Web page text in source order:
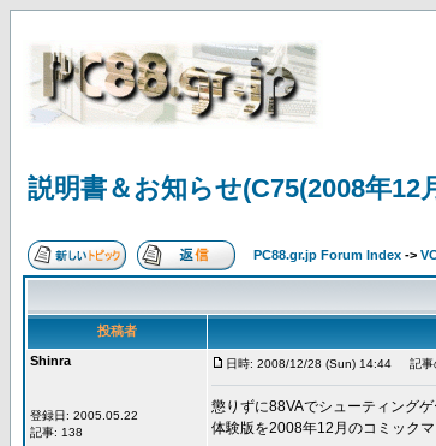
説明書＆お知らせ(C75(2008年12
PC88.gr.jp Forum Index ->
投稿者
Shinra
登録日: 2005.05.22
記事: 138
日時: 2008/12/28 (Sun) 14:44 記事
懲りずに88VAでシューティングゲ
体験版を2008年12月のコミックマ